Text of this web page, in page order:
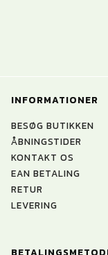
INFORMATIONER
BESØG BUTIKKEN
ÅBNINGSTIDER
KONTAKT OS
EAN BETALING
RETUR
LEVERING